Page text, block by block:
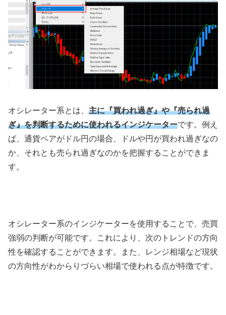
オシレーター系とは、 主に『買われ過ぎ』や『売られ過
ぎ』を判断するために使われるインジケーターです。例え
ば、通貨ペアがドル円の場合、ドルや円が買われ過ぎなの
か、それとも売られ過ぎなのかを把握することができま
す。
オシレーター系のインジケーターを使用することで、売買
強弱の判断が可能です。これにより、次のトレンドの方向
性を確認することができます。また、レンジ相場など現状
の方向性がわからりづらい相場で使われる点が特徴です。